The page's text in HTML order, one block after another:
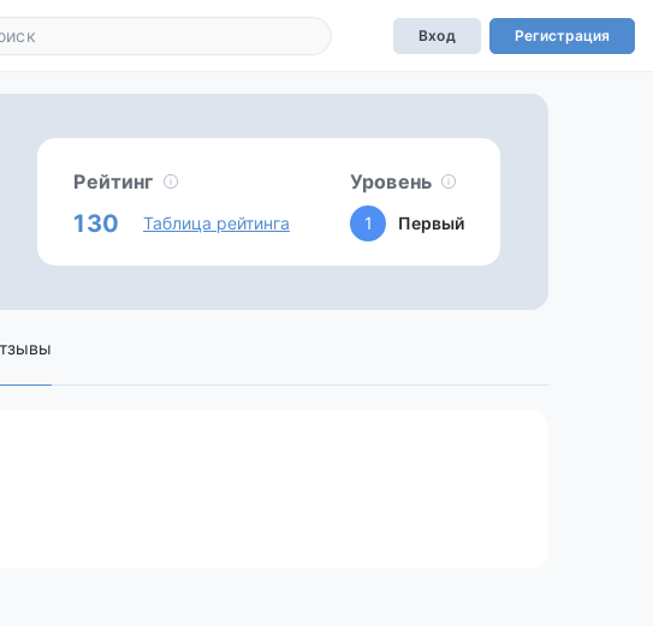
Вход Регистрация
Рейтинг
130 Таблица рейтинга
Уровень
1 Первый